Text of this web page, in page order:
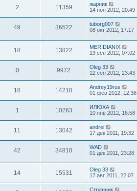
2 11359
жарник
14 ноя 2012, 20:49
49 36522
tuborg007
08 окт 2012, 17:17
18 13822
MERIDIANIX
13 сен 2012, 07:02
0 9972
Oleg 33
12 сен 2012, 23:43
18 14210
Andrey19rus
01 фев 2012, 12:36
1 10263
ИЛЮХА
10 янв 2012, 16:58
11 13042
andrei
17 дек 2011, 19:32
42 34810
WAD
01 дек 2011, 23:28
14 15531
Oleg 33
17 авг 2011, 22:07
Странник